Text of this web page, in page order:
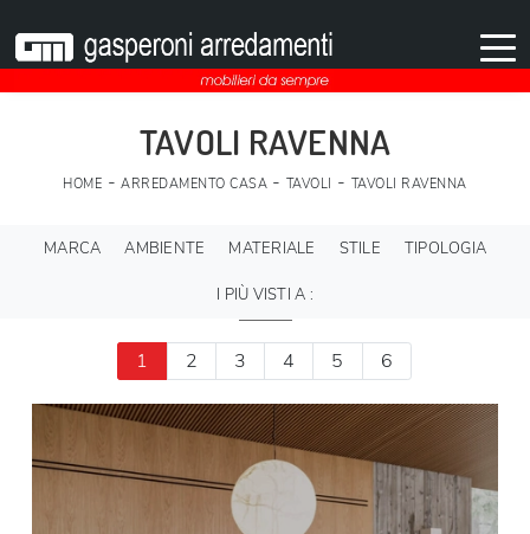
TAVOLI RAVENNA
HOME -ARREDAMENTO CASA - TAVOLI - TAVOLI RAVENNA
MARCA AMBIENTE MATERIALE STILE TIPOLOGIA
I PIÙ VISTI A :
1 2 3 4 5 6